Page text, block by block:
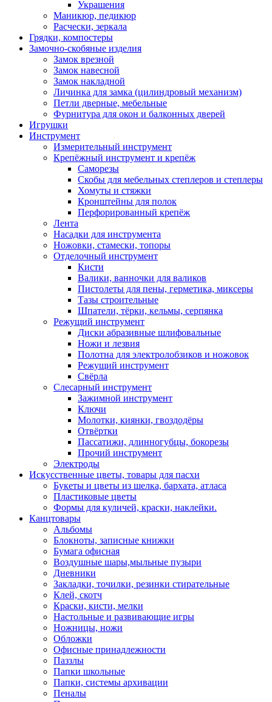
Украшения
Маникюр, педикюр
Расчески, зеркала
Грядки, компостеры
Замочно-скобяные изделия
Замок врезной
Замок навесной
Замок накладной
Личинка для замка (цилиндровый механизм)
Петли дверные, мебельные
Фурнитура для окон и балконных дверей
Игрушки
Инструмент
Измерительный инструмент
Крепёжный инструмент и крепёж
Саморезы
Скобы для мебельных степлеров и степлеры
Хомуты и стяжки
Кронштейны для полок
Перфорированный крепёж
Лента
Насадки для инструмента
Ножовки, стамески, топоры
Отделочный инструмент
Кисти
Валики, ванночки для валиков
Пистолеты для пены, герметика, миксеры
Тазы строительные
Шпатели, тёрки, кельмы, серпянка
Режущий инструмент
Диски абразивные шлифовальные
Ножи и лезвия
Полотна для электролобзиков и ножовок
Режущий инструмент
Свёрла
Слесарный инструмент
Зажимной инструмент
Ключи
Молотки, киянки, гвоздодёры
Отвёртки
Пассатижи, длинногубцы, бокорезы
Прочий инструмент
Электроды
Искусственные цветы, товары для пасхи
Букеты и цветы из шелка, бархата, атласа
Пластиковые цветы
Формы для куличей, краски, наклейки.
Канцтовары
Альбомы
Блокноты, записные книжки
Бумага офисная
Воздушные шары,мыльные пузыри
Дневники
Закладки, точилки, резинки стирательные
Клей, скотч
Краски, кисти, мелки
Настольные и развивающие игры
Ножницы, ножи
Обложки
Офисные принадлежности
Паззлы
Папки школьные
Папки, системы архивации
Пеналы